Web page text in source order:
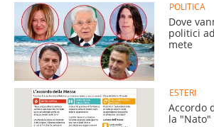
POLITICA
Dove
politici
mete
ESTERI
Accordo
la